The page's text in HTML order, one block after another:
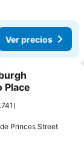
Ver precios
Place
Princes Street